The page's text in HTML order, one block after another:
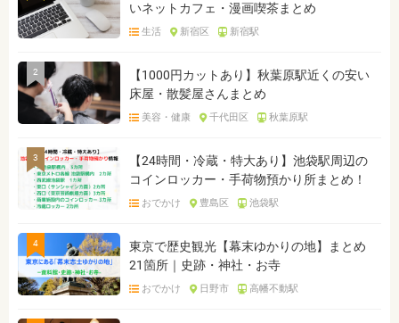
いネットカフェ・漫画喫茶まとめ
生活 新宿区 新宿駅
2
【1000円カットあり】秋葉原駅近くの安い
床屋・散髪屋さんまとめ
美容・健康 千代田区 秋葉原駅
3
【24時間・冷蔵・特大あり】池袋駅周辺の
コインロッカー・手荷物預かり所まとめ！
おでかけ 豊島区 池袋駅
4
東京で歴史観光【幕末ゆかりの地】まとめ
21箇所｜史跡・神社・お寺
おでかけ 日野市 高幡不動駅